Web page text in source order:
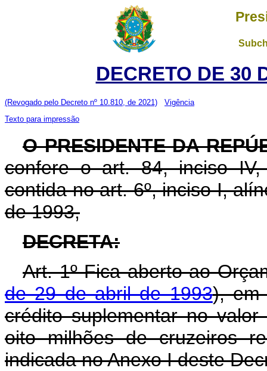
DECRETO DE 30
(Revogado pelo Decreto nº 10.810, de 2021)
Vigência
Texto para impressão
O PRESIDENTE DA
confere o art. 84, inciso
contida no art. 6º, inciso I,
de 1993,
DECRETA:
Art. 1º Fica aberto ao
de 29 de abril de 1993), em
crédito suplementar no
oito milhões de cruzeiros
indicada no Anexo I deste